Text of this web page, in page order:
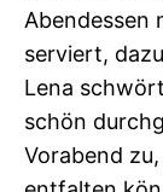
Abendessen
serviert,
Lena
schön
Vorabend